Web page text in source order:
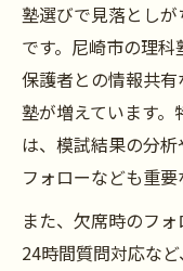
塾選びで見落とし
です。尼崎市の理科
保護者との情報共
塾が増えています
は、模試結果の分
フォローなども重要
また、欠席時のフ
24時間質問対応な